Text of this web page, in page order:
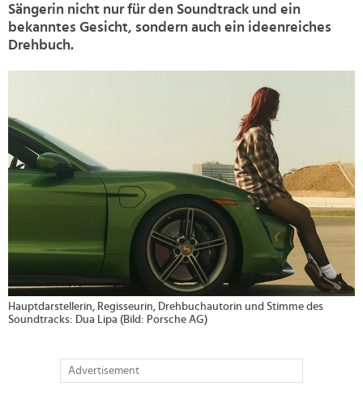
Sängerin nicht nur für den Soundtrack und ein
bekanntes Gesicht, sondern auch ein ideenreiches
Drehbuch.
Hauptdarstellerin, Regisseurin, Drehbuchautorin und Stimme des
Soundtracks: Dua Lipa (Bild: Porsche AG)
Advertisement